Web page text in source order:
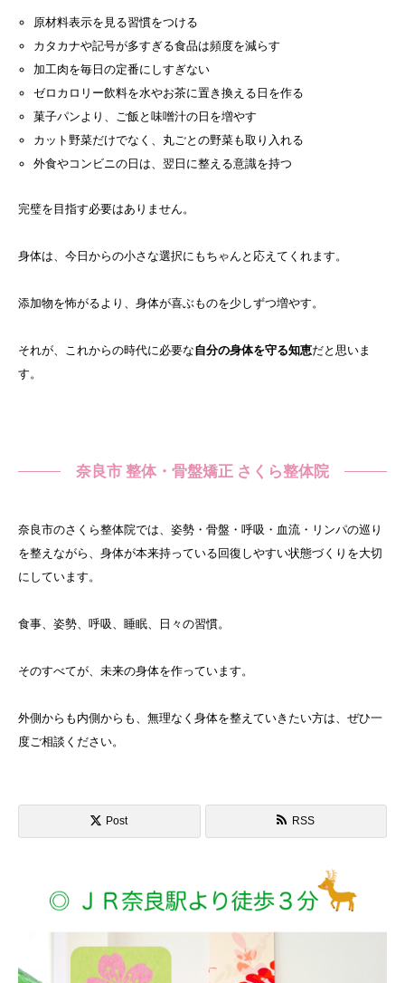
原材料表示を見る習慣をつける
カタカナや記号が多すぎる食品は頻度を減らす
加工肉を毎日の定番にしすぎない
ゼロカロリー飲料を水やお茶に置き換える日を作る
菓子パンより、ご飯と味噌汁の日を増やす
カット野菜だけでなく、丸ごとの野菜も取り入れる
外食やコンビニの日は、翌日に整える意識を持つ
完璧を目指す必要はありません。
身体は、今日からの小さな選択にもちゃんと応えてくれます。
添加物を怖がるより、身体が喜ぶものを少しずつ増やす。
それが、これからの時代に必要な自分の身体を守る知恵だと思いま
す。
奈良市 整体・骨盤矯正 さくら整体院
奈良市のさくら整体院では、姿勢・骨盤・呼吸・血流・リンパの巡り
を整えながら、身体が本来持っている回復しやすい状態づくりを大切
にしています。
食事、姿勢、呼吸、睡眠、日々の習慣。
そのすべてが、未来の身体を作っています。
外側からも内側からも、無理なく身体を整えていきたい方は、ぜひ一
度ご相談ください。
Post RSS